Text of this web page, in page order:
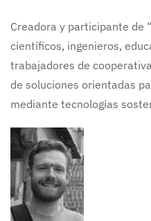
Creadora y participante de
científicos, ingenieros,
trabajadores de
de soluciones orientadas
mediante tecnologías